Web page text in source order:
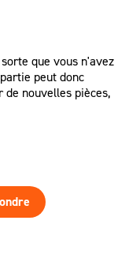
que vous n'avez
peut donc
nouvelles pièces,